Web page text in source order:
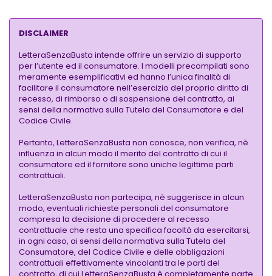
DISCLAIMER
LetteraSenzaBusta intende offrire un servizio di supporto
per l’utente ed il consumatore. I modelli precompilati sono
meramente esemplificativi ed hanno l’unica finalità di
facilitare il consumatore nell’esercizio del proprio diritto di
recesso, di rimborso o di sospensione del contratto, ai
sensi della normativa sulla Tutela del Consumatore e del
Codice Civile.
Pertanto, LetteraSenzaBusta non conosce, non verifica, nè
influenza in alcun modo il merito del contratto di cui il
consumatore ed il fornitore sono uniche legittime parti
contrattuali.
LetteraSenzaBusta non partecipa, nè suggerisce in alcun
modo, eventuali richieste personali del consumatore
compresa la decisione di procedere al recesso
contrattuale che resta una specifica facoltà da esercitarsi,
in ogni caso, ai sensi della normativa sulla Tutela del
Consumatore, del Codice Civile e delle obbligazioni
contrattuali effettivamente vincolanti tra le parti del